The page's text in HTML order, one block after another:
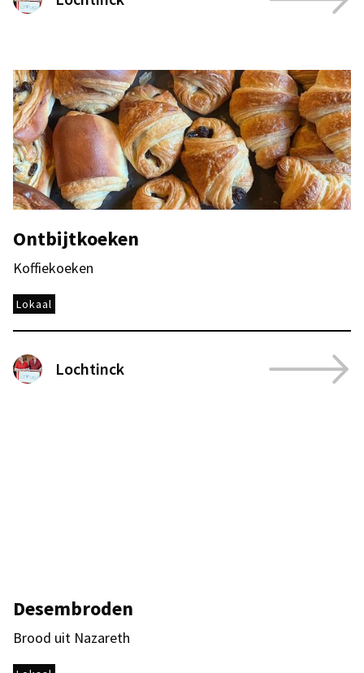
Ontbijtkoeken
Koffiekoeken
Lokaal
Lochtinck
Desembroden
Brood uit Nazareth